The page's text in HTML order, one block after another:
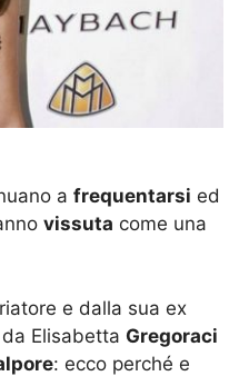
a frequentarsi ed
vissuta come una
e dalla sua ex
Elisabetta Gregoraci
: ecco perché e